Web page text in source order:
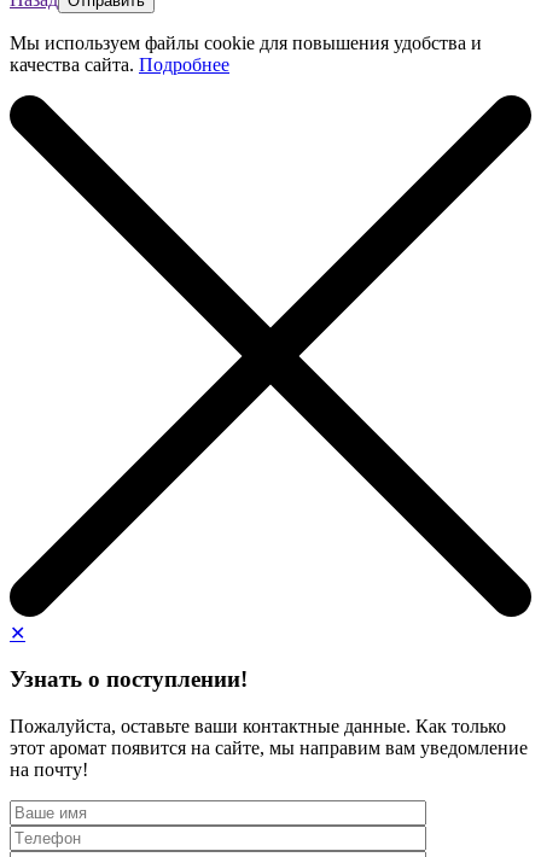
Мы используем файлы cookie для повышения удобства и
качества сайта. Подробнее
✕
Узнать о поступлении!
Пожалуйста, оставьте ваши контактные данные. Как только
этот аромат появится на сайте, мы направим вам уведомление
на почту!